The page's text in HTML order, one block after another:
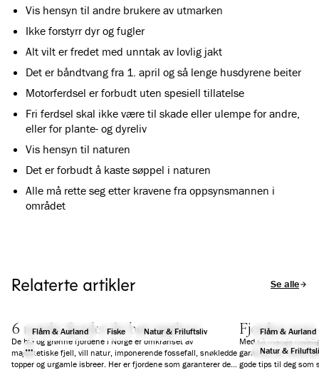
Vis hensyn til andre brukere av utmarken
Ikke forstyrr dyr og fugler
Alt vilt er fredet med unntak av lovlig jakt
Det er båndtvang fra 1. april og så lenge husdyrene beiter
Motorferdsel er forbudt uten spesiell tillatelse
Fri ferdsel skal ikke være til skade eller ulempe for andre,
eller for plante- og dyreliv
Vis hensyn til naturen
Det er forbudt å kaste søppel i naturen
Alle må rette seg etter kravene fra oppsynsmannen i
området
Relaterte artikler Se alle
Flåm & Aurland Fiske Natur & Friluftsliv
6 norske fjorder du bør oppleve
De blå og grønne fjordene i Norge er omkranset av
majestetiske fjell, vill natur, imponerende fossefall, snøkledde
topper og urgamle isbreer. Her er fjordene som garanterer deg
Flåm & Aurland
Natur &
Fjorden som
Med så mange
garantert en norsk
gode tips til deg som